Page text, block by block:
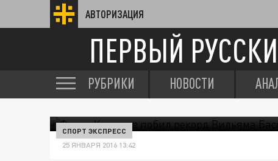
АВТОРИЗАЦИЯ
ПЕРВЫЙ
РУБРИКИ НОВОСТИ
СПОРТ ЭКСПРЕСС
25 ЯНВАРЯ 2016 13:42